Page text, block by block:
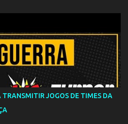
TRANSMITIR JOGOS DE TIMES DA